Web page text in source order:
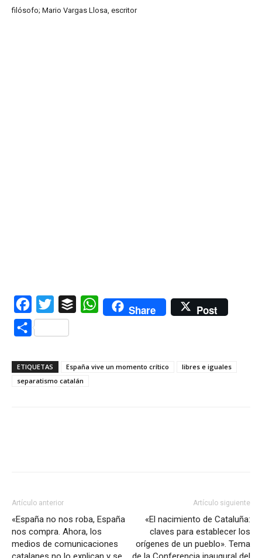
filósofo; Mario Vargas Llosa, escritor
Facebook
Twitter Buffer WhatsAppShare Post
Compartir
ETIQUETAS España vive un momento crítico
libres e iguales
separatismo catalán
Artículo anterior
«España no nos roba, España
nos compra. Ahora, los
medios de comunicaciones
Artículo siguiente
«El nacimiento de Cataluña:
claves para establecer los
orígenes de un pueblo». Tema